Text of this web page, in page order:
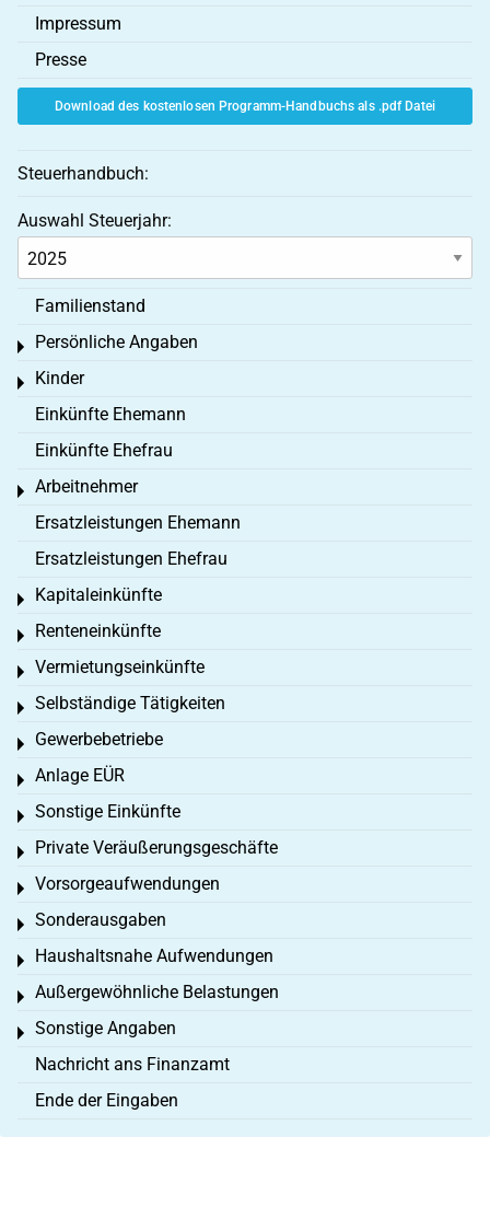
Impressum
Presse
Download des kostenlosen Programm-Handbuchs als .pdf Datei
Steuerhandbuch:
Auswahl Steuerjahr:
Familienstand
Persönliche Angaben
Toggle menu
Kinder
Toggle menu
Einkünfte Ehemann
Einkünfte Ehefrau
Arbeitnehmer
Toggle menu
Ersatzleistungen Ehemann
Ersatzleistungen Ehefrau
Kapitaleinkünfte
Toggle menu
Renteneinkünfte
Toggle menu
Vermietungseinkünfte
Toggle menu
Selbständige Tätigkeiten
Toggle menu
Gewerbebetriebe
Toggle menu
Anlage EÜR
Toggle menu
Sonstige Einkünfte
Toggle menu
Private Veräußerungsgeschäfte
Toggle menu
Vorsorgeaufwendungen
Toggle menu
Sonderausgaben
Toggle menu
Haushaltsnahe Aufwendungen
Toggle menu
Außergewöhnliche Belastungen
Toggle menu
Sonstige Angaben
Toggle menu
Nachricht ans Finanzamt
Ende der Eingaben